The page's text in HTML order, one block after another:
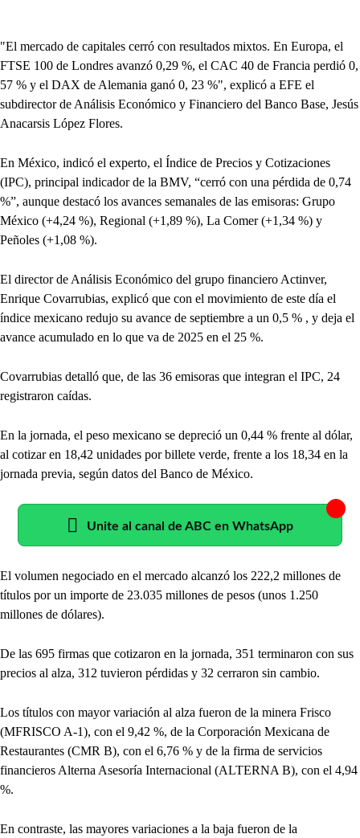
"El mercado de capitales cerró con resultados mixtos. En Europa, el
FTSE 100 de Londres avanzó 0,29 %, el CAC 40 de Francia perdió 0,
57 % y el DAX de Alemania ganó 0, 23 %", explicó a EFE el
subdirector de Análisis Económico y Financiero del Banco Base, Jesús
Anacarsis López Flores.
En México, indicó el experto, el Índice de Precios y Cotizaciones
(IPC), principal indicador de la BMV, “cerró con una pérdida de 0,74
%”, aunque destacó los avances semanales de las emisoras: Grupo
México (+4,24 %), Regional (+1,89 %), La Comer (+1,34 %) y
Peñoles (+1,08 %).
El director de Análisis Económico del grupo financiero Actinver,
Enrique Covarrubias, explicó que con el movimiento de este día el
índice mexicano redujo su avance de septiembre a un 0,5 % , y deja el
avance acumulado en lo que va de 2025 en el 25 %.
Covarrubias detalló que, de las 36 emisoras que integran el IPC, 24
registraron caídas.
En la jornada, el peso mexicano se depreció un 0,44 % frente al dólar,
al cotizar en 18,42 unidades por billete verde, frente a los 18,34 en la
jornada previa, según datos del Banco de México.
Unite al canal de ABC en WhatsApp
El volumen negociado en el mercado alcanzó los 222,2 millones de
títulos por un importe de 23.035 millones de pesos (unos 1.250
millones de dólares).
De las 695 firmas que cotizaron en la jornada, 351 terminaron con sus
precios al alza, 312 tuvieron pérdidas y 32 cerraron sin cambio.
Los títulos con mayor variación al alza fueron de la minera Frisco
(MFRISCO A-1), con el 9,42 %, de la Corporación Mexicana de
Restaurantes (CMR B), con el 6,76 % y de la firma de servicios
financieros Alterna Asesoría Internacional (ALTERNA B), con el 4,94
%.
En contraste, las mayores variaciones a la baja fueron de la